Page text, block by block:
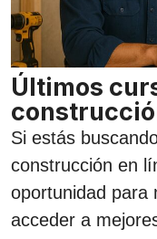
Últimos
Si estás
construcción en
oportunidad para
acceder a